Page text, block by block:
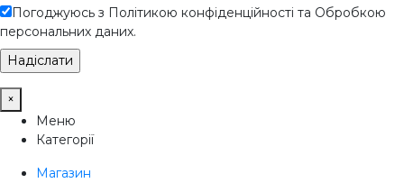
Погоджуюсь з Політикою конфіденційності та Обробкою
персональних даних.
×
Меню
Категорії
Магазин